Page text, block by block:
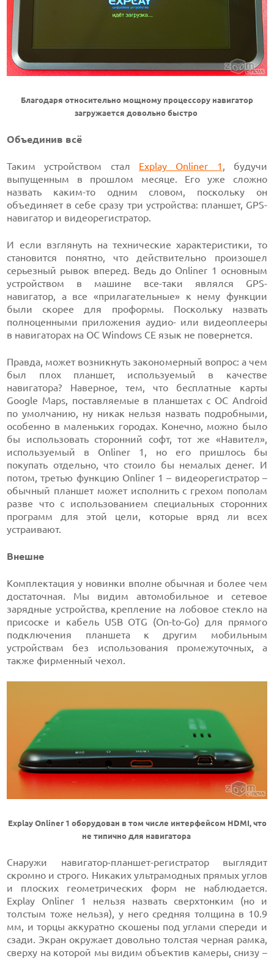
Благодаря относительно мощному процессору навигатор
загружается довольно быстро
Объединив всё
Таким устройством стал Explay Onliner 1 , будучи
выпущенным в прошлом месяце. Его уже сложно
назвать каким-то одним словом, поскольку он
объединяет в себе сразу три устройства: планшет, GPS-
навигатор и видеорегистратор.
И если взглянуть на технические характеристики, то
становится понятно, что действительно произошел
серьезный рывок вперед. Ведь до Onliner 1 основным
устройством в машине все-таки являлся GPS-
навигатор, а все «прилагательные» к нему функции
были скорее для проформы. Поскольку назвать
полноценными приложения аудио- или видеоплееры
в навигаторах на ОС Windows CE язык не повернется.
Правда, может возникнуть закономерный вопрос: а чем
был плох планшет, используемый в качестве
навигатора? Наверное, тем, что бесплатные карты
Google Maps, поставляемые в планшетах с ОС Android
по умолчанию, ну никак нельзя назвать подробными,
особенно в маленьких городах. Конечно, можно было
бы использовать сторонний софт, тот же «Навител»,
используемый в Onliner 1, но его пришлось бы
покупать отдельно, что стоило бы немалых денег. И
потом, третью функцию Onliner 1 – видеорегистратор –
обычный планшет может исполнить с грехом пополам
разве что с использованием специальных сторонних
программ для этой цели, которые вряд ли всех
устраивают.
Внешне
Комплектация у новинки вполне обычная и более чем
достаточная. Мы видим автомобильное и сетевое
зарядные устройства, крепление на лобовое стекло на
присоске и кабель USB OTG (On-to-Go) для прямого
подключения планшета к другим мобильным
устройствам без использования промежуточных, а
также фирменный чехол.
Explay Onliner 1 оборудован в том числе интерфейсом HDMI, что
не типично для навигатора
Снаружи навигатор-планшет-регистратор выглядит
скромно и строго. Никаких ультрамодных прямых углов
и плоских геометрических форм не наблюдается.
Explay Onliner 1 нельзя назвать сверхтонким (но и
толстым тоже нельзя), у него средняя толщина в 10.9
мм, и торцы аккуратно скошены под углами спереди и
сзади. Экран окружает довольно толстая черная рамка,
сверху на которой мы видим объектив камеры, снизу –